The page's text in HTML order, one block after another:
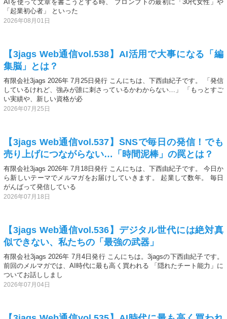
AIを使って文章を書こうとする時、 プロンプトの最初に「30代女性」や
「起業初心者」 といった
2026年08月01日
【3jags Web通信vol.538】AI活用で大事になる「編
集脳」とは？
有限会社3jags 2026年 7月25日発行 こんにちは、下西由紀子です。 「発信
しているけれど、強みが誰に刺さっているかわからない…」 「もっとすご
い実績や、新しい資格が必
2026年07月25日
【3jags Web通信vol.537】SNSで毎日の発信！でも
売り上げにつながらない…「時間泥棒」の罠とは？
有限会社3jags 2026年 7月18日発行 こんにちは、下西由紀子です。 今日か
ら新しいテーマでメルマガをお届けしていきます。 起業して数年。 毎日
がんばって発信している
2026年07月18日
【3jags Web通信vol.536】デジタル世代には絶対真
似できない、私たちの「最強の武器」
有限会社3jags 2026年 7月4日発行 こんにちは。3jagsの下西由紀子です。
前回のメルマガでは、AI時代に最も高く買われる 「隠れたチート能力」に
ついてお話ししまし
2026年07月04日